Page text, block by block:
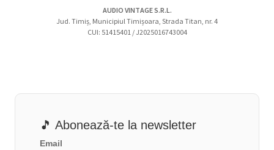
AUDIO VINTAGE S.R.L.
Jud. Timiș, Municipiul Timișoara, Strada Titan, nr. 4
CUI: 51415401 / J2025016743004
🎵 Abonează-te la newsletter
Email